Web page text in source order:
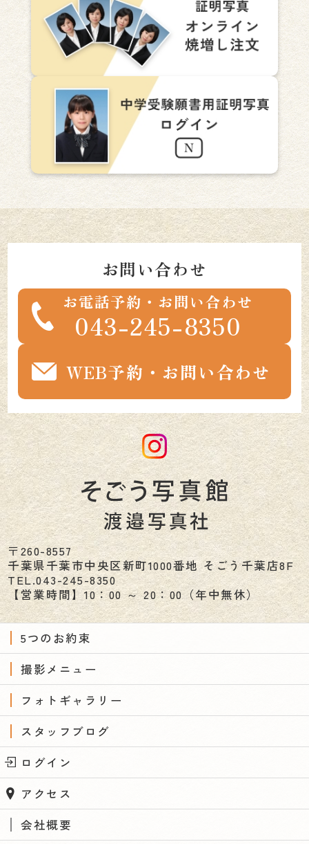
5つのお約束
撮影メニュー
フォトギャラリー
スタッフブログ
ログイン
アクセス
会社概要
お問い合わせ
お電話予約・お問い合わせ
043-245-8350
WEB予約・お問い合わせ
〒260-8557
千葉県千葉市中央区新町1000番地 そごう千葉店8F
TEL.043-245-8350
【営業時間】10：00 ～ 20：00（年中無休）